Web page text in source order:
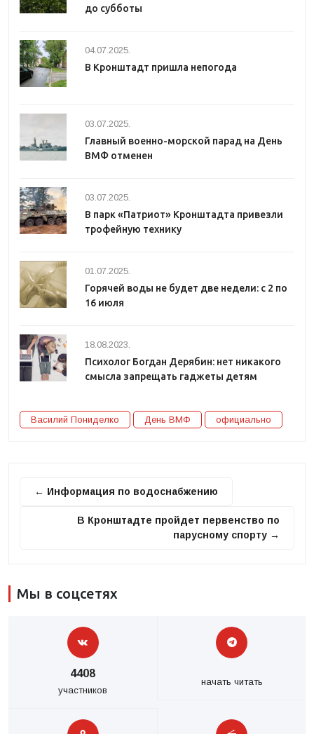
до субботы
04.07.2025.
В Кронштадт пришла непогода
03.07.2025.
Главный военно-морской парад на День
ВМФ отменен
03.07.2025.
В парк «Патриот» Кронштадта привезли
трофейную технику
01.07.2025.
Горячей воды не будет две недели: с 2 по
16 июля
18.08.2023.
Психолог Богдан Дерябин: нет никакого
смысла запрещать гаджеты детям
Василий Пониделко День ВМФ официально
← Информация по водоснабжению
В Кронштадте пройдет первенство по
парусному спорту →
Мы в соцсетях
4408
участников
начать читать